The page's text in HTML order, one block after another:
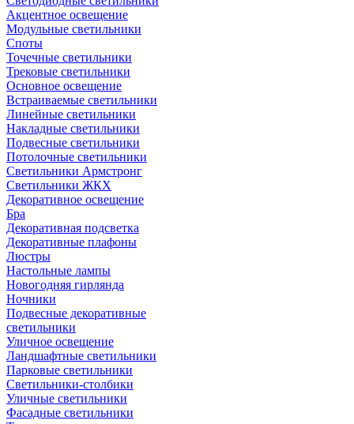
Акцентное освещение
Модульные светильники
Споты
Точечные светильники
Трековые светильники
Основное освещение
Встраиваемые светильники
Линейные светильники
Накладные светильники
Подвесные светильники
Потолочные светильники
Светильники Армстронг
Светильники ЖКХ
Декоративное освещение
Бра
Декоративная подсветка
Декоративные плафоны
Люстры
Настольные лампы
Новогодняя гирлянда
Ночники
Подвесные декоративные
светильники
Уличное освещение
Ландшафтные светильники
Парковые светильники
Светильники-столбики
Уличные светильники
Фасадные светильники